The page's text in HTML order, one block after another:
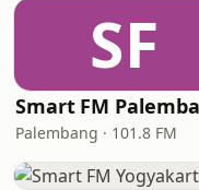
SF
Smart FM
Palembang · 101.8 FM